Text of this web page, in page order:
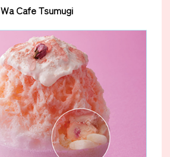
Wa Cafe Tsumugi